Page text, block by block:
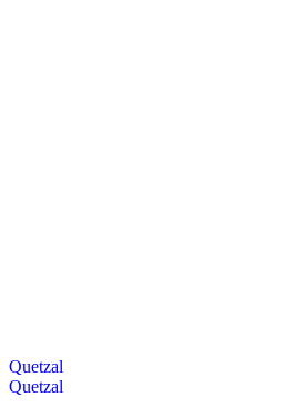
Quetzal
Quetzal